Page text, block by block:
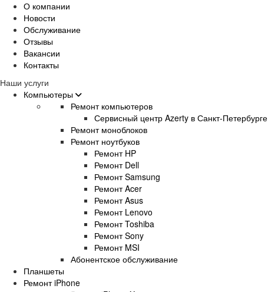
О компании
Новости
Обслуживание
Отзывы
Вакансии
Контакты
Наши услуги
Компьютеры
Ремонт компьютеров
Сервисный центр Azerty в Санкт-Петербурге
Ремонт моноблоков
Ремонт ноутбуков
Ремонт HP
Ремонт Dell
Ремонт Samsung
Ремонт Acer
Ремонт Asus
Ремонт Lenovo
Ремонт Toshiba
Ремонт Sony
Ремонт MSI
Абонентское обслуживание
Планшеты
Ремонт iPhone